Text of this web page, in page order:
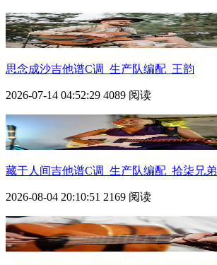
思念成沙吉他谱C调_生产队编配_王韵
2026-07-14 04:52:29 4089 阅读
藏于人间吉他谱C调_生产队编配_拾柒兄弟
2026-08-04 20:10:51 2169 阅读